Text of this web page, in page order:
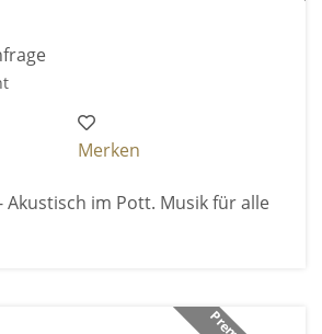
Merken
Akustisch im Pott. Musik für alle